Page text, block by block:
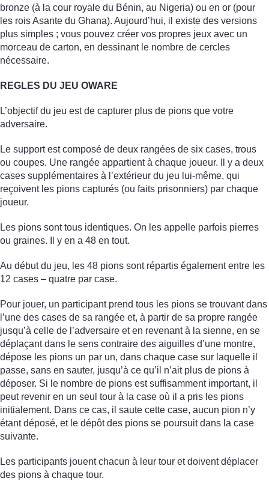
bronze (à la cour royale du Bénin, au Nigeria) ou en or (pour
les rois Asante du Ghana). Aujourd’hui, il existe des versions
plus simples ; vous pouvez créer vos propres jeux avec un
morceau de carton, en dessinant le nombre de cercles
nécessaire.
REGLES DU JEU OWARE
L’objectif du jeu est de capturer plus de pions que votre
adversaire.
Le support est composé de deux rangées de six cases, trous
ou coupes. Une rangée appartient à chaque joueur. Il y a deux
cases supplémentaires à l’extérieur du jeu lui-même, qui
reçoivent les pions capturés (ou faits prisonniers) par chaque
joueur.
Les pions sont tous identiques. On les appelle parfois pierres
ou graines. Il y en a 48 en tout.
Au début du jeu, les 48 pions sont répartis également entre les
12 cases – quatre par case.
Pour jouer, un participant prend tous les pions se trouvant dans
l’une des cases de sa rangée et, à partir de sa propre rangée
jusqu’à celle de l’adversaire et en revenant à la sienne, en se
déplaçant dans le sens contraire des aiguilles d’une montre,
dépose les pions un par un, dans chaque case sur laquelle il
passe, sans en sauter, jusqu’à ce qu’il n’ait plus de pions à
déposer. Si le nombre de pions est suffisamment important, il
peut revenir en un seul tour à la case où il a pris les pions
initialement. Dans ce cas, il saute cette case, aucun pion n’y
étant déposé, et le dépôt des pions se poursuit dans la case
suivante.
Les participants jouent chacun à leur tour et doivent déplacer
des pions à chaque tour.